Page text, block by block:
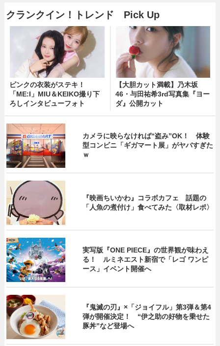
クランクイン！トレンド Pick Up
ピンクの衣装がステキ！
「ME:I」MIU＆KEIKO撮り下
ろしインタビューフォト
【大胆カット満載】乃木坂
46・与田祐希3rd写真集『ヨー
ダ』公開カット
カメラに映らなければ“盗み”OK！ 体験
型コンビニ「ギガマート展」がヤバすぎた
ｗ
『映画ちいかわ』コラボカフェ 話題の
「人魚の煮付け」食べてみた〈取材レポ〉
実写版『ONE PIECE』の世界観が味わえ
る！ ルミネエスト新宿で「レゴ ワンピ
ース」イベント開催へ
『鬼滅の刃』×「ジョイフル」第3弾＆第4
弾が開催決定！ “伊之助の好物を乗せた
豚丼”など登場へ